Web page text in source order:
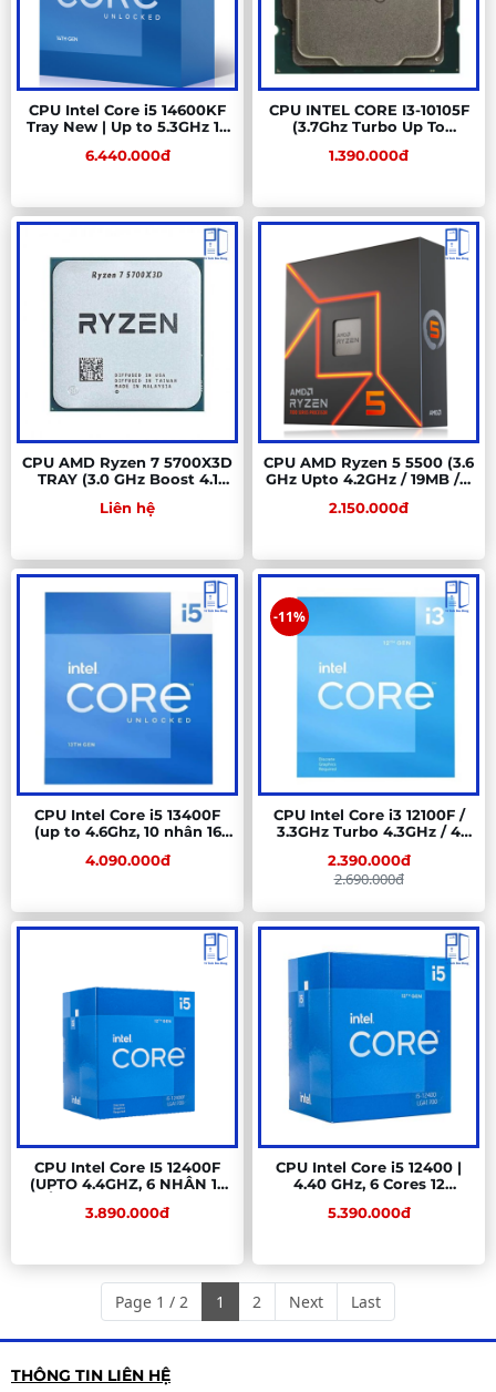
CPU Intel Core i5 14600KF
Tray New | Up to 5.3GHz 14
6.440.000đ
CPU INTEL CORE I3-10105F
(3.7Ghz Turbo Up To
6Mb Cache, 65W) Tray New
1.390.000đ
CPU AMD Ryzen 7 5700X3D
TRAY (3.0 GHz Boost 4.1
96 MB Cache)
Liên hệ
CPU AMD Ryzen 5 5500 (3.6
GHz Upto 4.2GHz / 19MB / 6
Socket AM4)
2.150.000đ
CPU Intel Core i5 13400F
(up to 4.6Ghz, 10 nhân 16
Socket Intel LGA
4.090.000đ
CPU Intel Core i3 12100F /
3.3GHz Turbo 4.3GHz / 4
1700
2.390.000đ
2.690.000đ
-11%
CPU Intel Core I5 12400F
(UPTO 4.4GHZ, 6 NHÂN 12
3.890.000đ
CPU Intel Core i5 12400 |
4.40 GHz, 6 Cores 12
5.390.000đ
Page 1 / 2 1 2 Next Last
THÔNG TIN LIÊN HỆ